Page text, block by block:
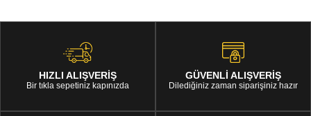
HIZLI ALIŞVERİŞ
Bir tıkla sepetiniz kapınızda
GÜVENLİ ALIŞVERİŞ
Dilediğiniz zaman siparişiniz hazır